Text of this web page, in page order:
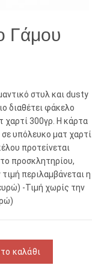
Γάμου
στυλ και dusty
διαθέτει φάκελο
χαρτί 300γρ. Η κάρτα
υπόλευκο ματ χαρτί
προτείνεται
προσκλητηρίου,
περιλαμβάνεται η
-Τιμή χωρίς την
καλάθι